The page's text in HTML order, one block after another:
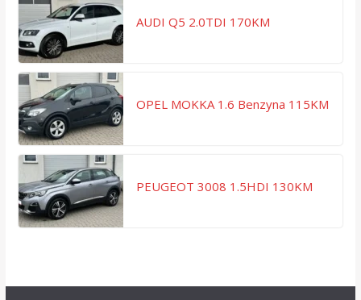
AUDI Q5 2.0TDI 170KM
OPEL MOKKA 1.6 Benzyna 115KM
PEUGEOT 3008 1.5HDI 130KM